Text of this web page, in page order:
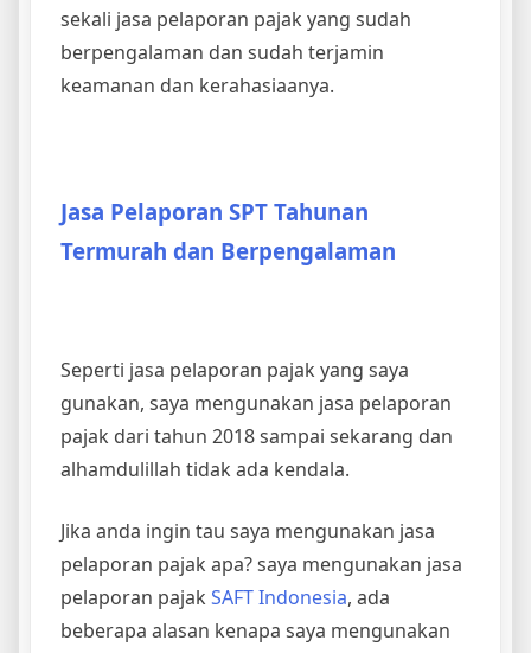
sekali jasa pelaporan pajak yang sudah
berpengalaman dan sudah terjamin
keamanan dan kerahasiaanya.
Jasa Pelaporan SPT Tahunan
Termurah dan Berpengalaman
Seperti jasa pelaporan pajak yang saya
gunakan, saya mengunakan jasa pelaporan
pajak dari tahun 2018 sampai sekarang dan
alhamdulillah tidak ada kendala.
Jika anda ingin tau saya mengunakan jasa
pelaporan pajak apa? saya mengunakan jasa
pelaporan pajak SAFT Indonesia, ada
beberapa alasan kenapa saya mengunakan